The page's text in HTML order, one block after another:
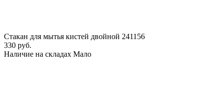
Стакан для мытья кистей двойной 241156
330 руб.
Наличие на складах Мало